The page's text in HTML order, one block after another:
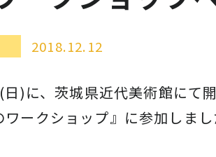
2018.12.12
)に、茨城県近代美術館にて
ワークショップ』に参加しま